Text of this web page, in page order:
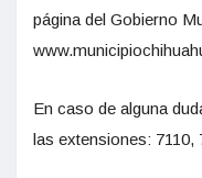
página del Gobierno
En caso de alguna
las extensiones: 7110,